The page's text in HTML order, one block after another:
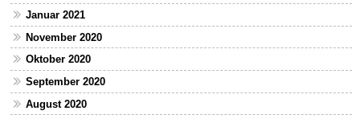
Januar 2021
November 2020
Oktober 2020
September 2020
August 2020